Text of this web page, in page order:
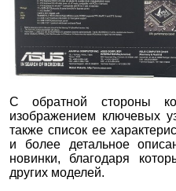
С обратной стороны
изображением ключевых
также список ее
и более детальное
новинки, благодаря
других моделей.